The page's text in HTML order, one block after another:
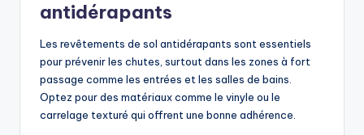
antidérapants
Les revêtements de sol antidérapants sont essentiels
pour prévenir les chutes, surtout dans les zones à fort
passage comme les entrées et les salles de bains.
Optez pour des matériaux comme le vinyle ou le
carrelage texturé qui offrent une bonne adhérence.